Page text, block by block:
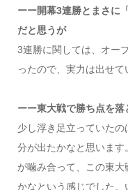
ーー開幕3連勝とまさに
だと思うが
3連勝に関しては、オー
ったので、実力は出せて
ーー東大戦で勝ち点を
少し浮き足立っていた
分が出たかなと思いま
が噛み合って、この東
かなという感じでした